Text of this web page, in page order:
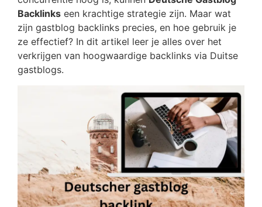
Backlinks een krachtige strategie zijn. Maar wat
zijn gastblog backlinks precies, en hoe gebruik je
ze effectief? In dit artikel leer je alles over het
verkrijgen van hoogwaardige backlinks via Duitse
gastblogs.